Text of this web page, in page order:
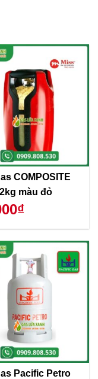
COMPOSITE
màu đỏ
Pacific Petro